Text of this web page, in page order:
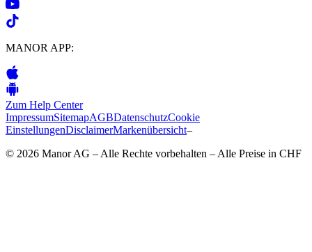
MANOR APP:
Zum Help Center
ImpressumSitemapAGBDatenschutzCookie
EinstellungenDisclaimerMarkenübersicht–
© 2026 Manor AG – Alle Rechte vorbehalten – Alle Preise in CHF